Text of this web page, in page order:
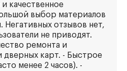
качественное
выбор материалов
Негативных отзывов нет,
не приводят.
ремонта и
дверных карт. - Быстрое
менее 2 часов). -